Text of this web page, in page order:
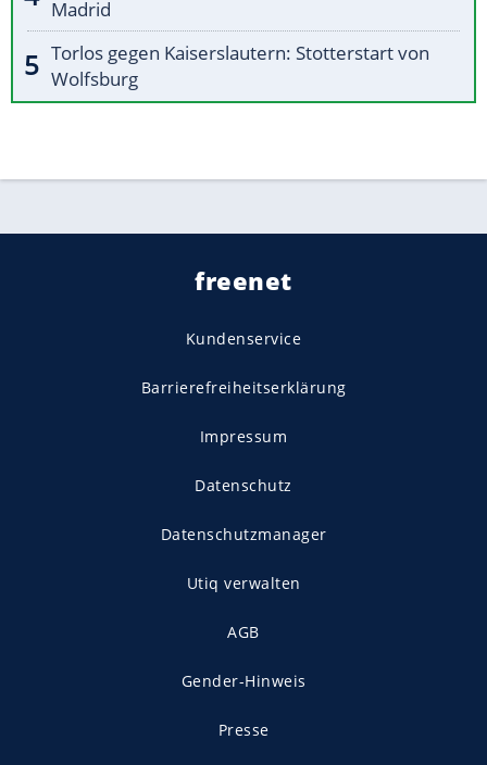
Madrid
Torlos gegen Kaiserslautern: Stotterstart von
Wolfsburg
freenet
Kundenservice
Barrierefreiheitserklärung
Impressum
Datenschutz
Datenschutzmanager
Utiq verwalten
AGB
Gender-Hinweis
Presse